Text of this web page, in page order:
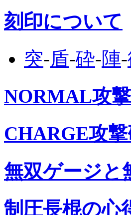
刻印について
突-盾-砕-陣-
NORMAL攻
CHARGE攻
無双ゲージと
制圧長棍の心